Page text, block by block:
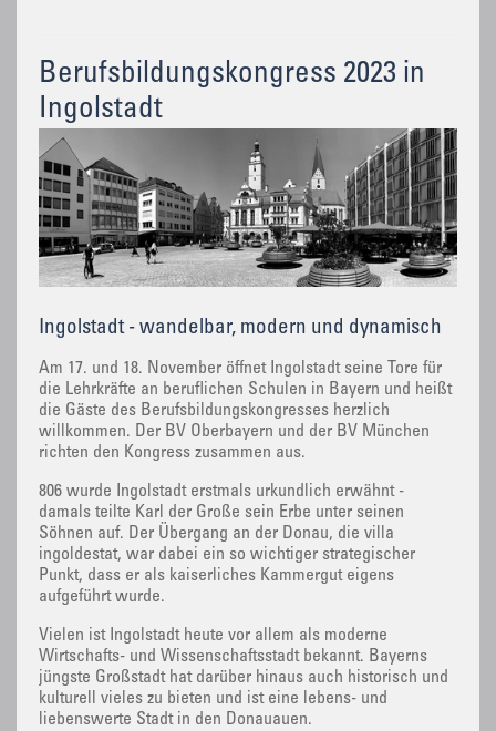
Berufsbildungskongress 2023 in
Ingolstadt
Ingolstadt - wandelbar, modern und dynamisch
Am 17. und 18. November öffnet Ingolstadt seine Tore für
die Lehrkräfte an beruflichen Schulen in Bayern und heißt
die Gäste des Berufsbildungskongresses herzlich
willkommen. Der BV Oberbayern und der BV München
richten den Kongress zusammen aus.
806 wurde Ingolstadt erstmals urkundlich erwähnt -
damals teilte Karl der Große sein Erbe unter seinen
Söhnen auf. Der Übergang an der Donau, die villa
ingoldestat, war dabei ein so wichtiger strategischer
Punkt, dass er als kaiserliches Kammergut eigens
aufgeführt wurde.
Vielen ist Ingolstadt heute vor allem als moderne
Wirtschafts- und Wissenschaftsstadt bekannt. Bayerns
jüngste Großstadt hat darüber hinaus auch historisch und
kulturell vieles zu bieten und ist eine lebens- und
liebenswerte Stadt in den Donauauen.